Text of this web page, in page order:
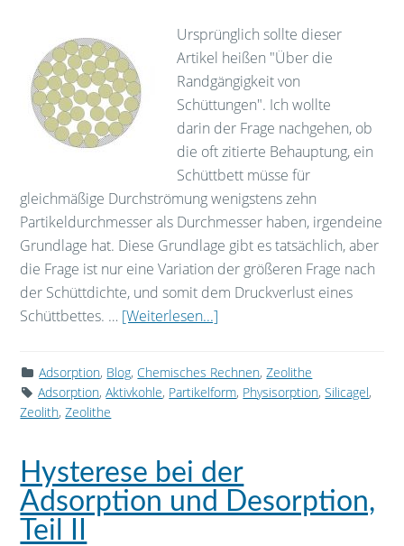
Ursprünglich sollte dieser
Artikel heißen "Über die
Randgängigkeit von
Schüttungen". Ich wollte
darin der Frage nachgehen, ob
die oft zitierte Behauptung, ein
Schüttbett müsse für
gleichmäßige Durchströmung wenigstens zehn
Partikeldurchmesser als Durchmesser haben, irgendeine
Grundlage hat. Diese Grundlage gibt es tatsächlich, aber
die Frage ist nur eine Variation der größeren Frage nach
der Schüttdichte, und somit dem Druckverlust eines
Schüttbettes. … [Weiterlesen...]
Adsorption, Blog, Chemisches Rechnen,Zeolithe
Adsorption,Aktivkohle, Partikelform, Physisorption,Silicagel,
Zeolith,Zeolithe
Hysterese bei der
Adsorption und Desorption,
Teil II